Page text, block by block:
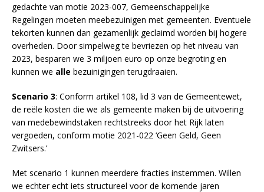
gedachte van motie 2023-007, Gemeenschappelijke
Regelingen moeten meebezuinigen met gemeenten. Eventuele
tekorten kunnen dan gezamenlijk geclaimd worden bij hogere
overheden. Door simpelweg te bevriezen op het niveau van
2023, besparen we 3 miljoen euro op onze begroting en
kunnen we alle bezuinigingen terugdraaien.
Scenario 3: Conform artikel 108, lid 3 van de Gemeentewet,
de reële kosten die we als gemeente maken bij de uitvoering
van medebewindstaken rechtstreeks door het Rijk laten
vergoeden, conform motie 2021-022 ‘Geen Geld, Geen
Zwitsers.’
Met scenario 1 kunnen meerdere fracties instemmen. Willen
we echter echt iets structureel voor de komende jaren